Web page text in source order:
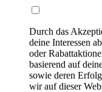
Durch das
deine Interessen
oder
basierend auf
sowie deren
wir auf dieser